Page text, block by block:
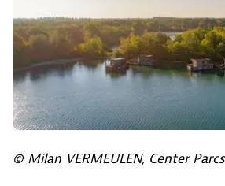
© Milan VERMEULEN, Center Parcs